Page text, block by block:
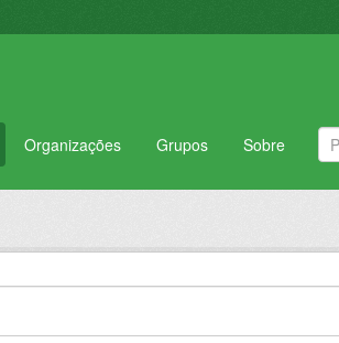
Organizações Grupos Sobre